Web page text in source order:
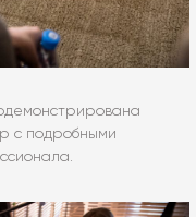
с подробными